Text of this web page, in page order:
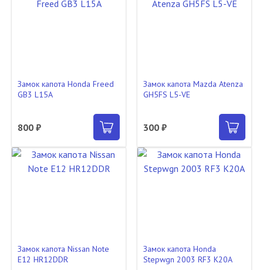
Замок капота Honda Freed
GB3 L15A
800 ₽
Замок капота Mazda Atenza
GH5FS L5-VE
300 ₽
Замок капота Nissan Note
E12 HR12DDR
Замок капота Honda
Stepwgn 2003 RF3 K20A